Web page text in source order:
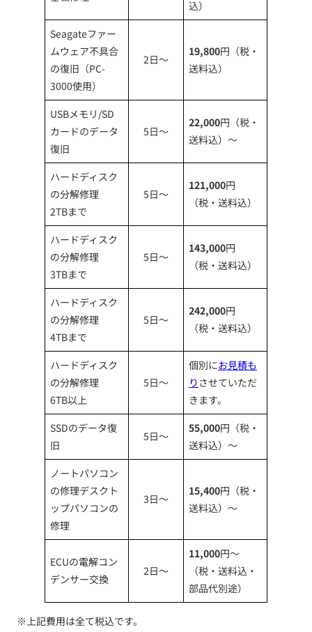
込）
Seagateファー
ムウェア不具合
の復旧（PC-
3000使用）
2日～
19,800円（税・
送料込）
USBメモリ/SD
カードのデータ
復旧
5日～
22,000円（税・
送料込）～
ハードディスク
の分解修理
2TBまで
5日～
121,000円
（税・送料込）
ハードディスク
の分解修理
3TBまで
5日～
143,000円
（税・送料込）
ハードディスク
の分解修理
4TBまで
5日～
242,000円
（税・送料込）
ハードディスク
の分解修理
6TB以上
5日～
個別にお見積も
り させていただ
きます。
SSDのデータ復
旧
5日～
55,000円（税・
送料込）～
ノートパソコン
の修理デスクト
ップパソコンの
修理
3日～
15,400円（税・
送料込）～
ECUの電解コン
デンサー交換
2日～
11,000円～
（税・送料込・
部品代別途）
※上記費用は全て税込です。